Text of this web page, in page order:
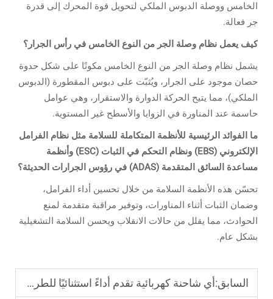
الخامس ووصلة الدبوس الملكي لتحويل قوة المحرك إلى قدرة
جر فعالة.
كيف يعمل نظام وصلة الجر من النوع الخامس في رأس الجرار؟
يشمل نظام وصلة الجر من النوع الخامس مكونًا على شكل حدوة
حصان موجود على الجرار، ويُثبّت على دبوس المقطورة (الدبوس
الملكي)، مما يتيح الحركة الدوارة والاستقرار، وهي عوامل
حاسمة عند المناورة في الزوايا والأسطح غير المستوية.
ما الفوائد الرئيسية للأنظمة المتكاملة للسلامة مثل نظام الفرامل
الإلكتروني (EBS) ونظام التحكم في الثبات (ESC) وأنظمة
مساعدة السائق المتقدمة (ADAS) في رؤوس الجرارات الحديثة؟
تحسّن هذه الأنظمة السلامة من خلال تحسين أداء الفرامل،
وضمان الثبات أثناء المناورات، وتوفير مراقبة متقدمة لمنع
الحوادث، مما يقلل من حالات الانقلاب ويحسن السلامة التشغيلية
بشكل عام.
السابق:أي شاحنة كهربائية تقدم أداءً استثنائيًا للطرق الحضرية؟